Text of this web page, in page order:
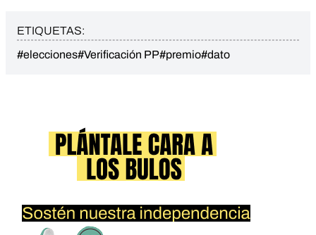
ETIQUETAS:
#elecciones#Verificación PP#premio#dato